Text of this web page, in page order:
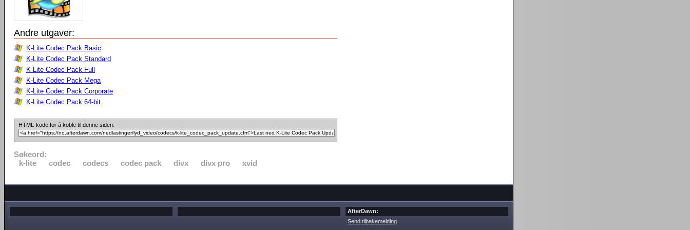
Andre utgaver:
K-Lite Codec Pack Basic
K-Lite Codec Pack Standard
K-Lite Codec Pack Full
K-Lite Codec Pack Mega
K-Lite Codec Pack Corporate
K-Lite Codec Pack 64-bit
HTML-kode for å koble til denne siden:
Søkeord:
k-lite
codec codecs codec pack divx divx pro xvid
AfterDawn:
Send tilbakemelding